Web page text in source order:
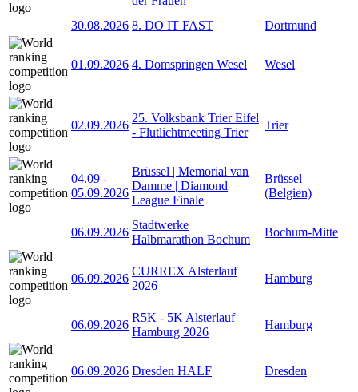
30.08.2026 8. DO IT FAST Dortmund
01.09.2026 4. Domspringen Wesel Wesel
02.09.2026
25. Volksbank Trier Eifel
- Flutlichtmeeting Trier
Trier
04.09 -
05.09.2026
Brüssel | Memorial van
Damme | Diamond
League Finale
Brüssel
(Belgien)
06.09.2026
Stadtwerke
Halbmarathon Bochum
Bochum-Mitte
06.09.2026
CURREX Alsterlauf
2026
Hamburg
06.09.2026
R5K - 5K Alsterlauf
Hamburg 2026
Hamburg
06.09.2026 Dresden HALF Dresden